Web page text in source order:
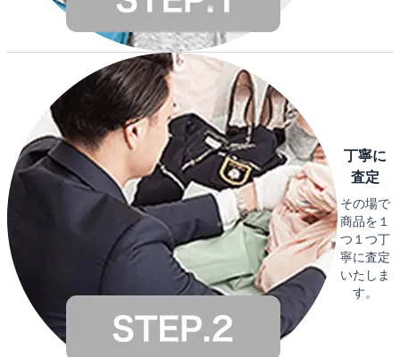
丁寧に
査定
その場で
商品を１
つ１つ丁
寧に査定
いたしま
す。